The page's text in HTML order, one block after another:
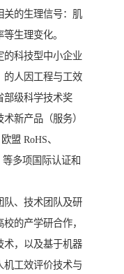
关的生理信号：肌
生理变化。
的科技型中小企业
的人因工程与工效
部级科学技术奖
新产品（服务）
盟 RoHS、
等多项国际认证和
队、技术团队及研
的产学研合作，
术，以及基于机器
机工效评价技术与